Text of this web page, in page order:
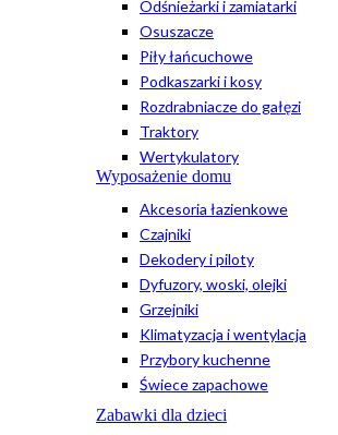
Odśnieżarki i zamiatarki
Osuszacze
Piły łańcuchowe
Podkaszarki i kosy
Rozdrabniacze do gałęzi
Traktory
Wertykulatory
Wyposażenie domu
Akcesoria łazienkowe
Czajniki
Dekodery i piloty
Dyfuzory, woski, olejki
Grzejniki
Klimatyzacja i wentylacja
Przybory kuchenne
Świece zapachowe
Zabawki dla dzieci